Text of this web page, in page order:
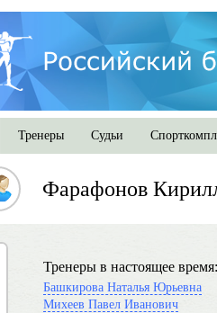
Тренеры Судьи
Фарафонов
Тренеры в настоящее время:
Башкирова Наталья Юрьевна
Михеев Павел Иванович